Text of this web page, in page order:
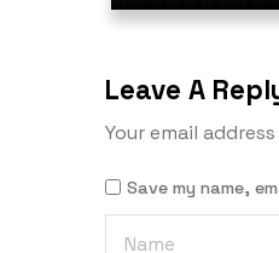
Leave A
Your email
Save my name,